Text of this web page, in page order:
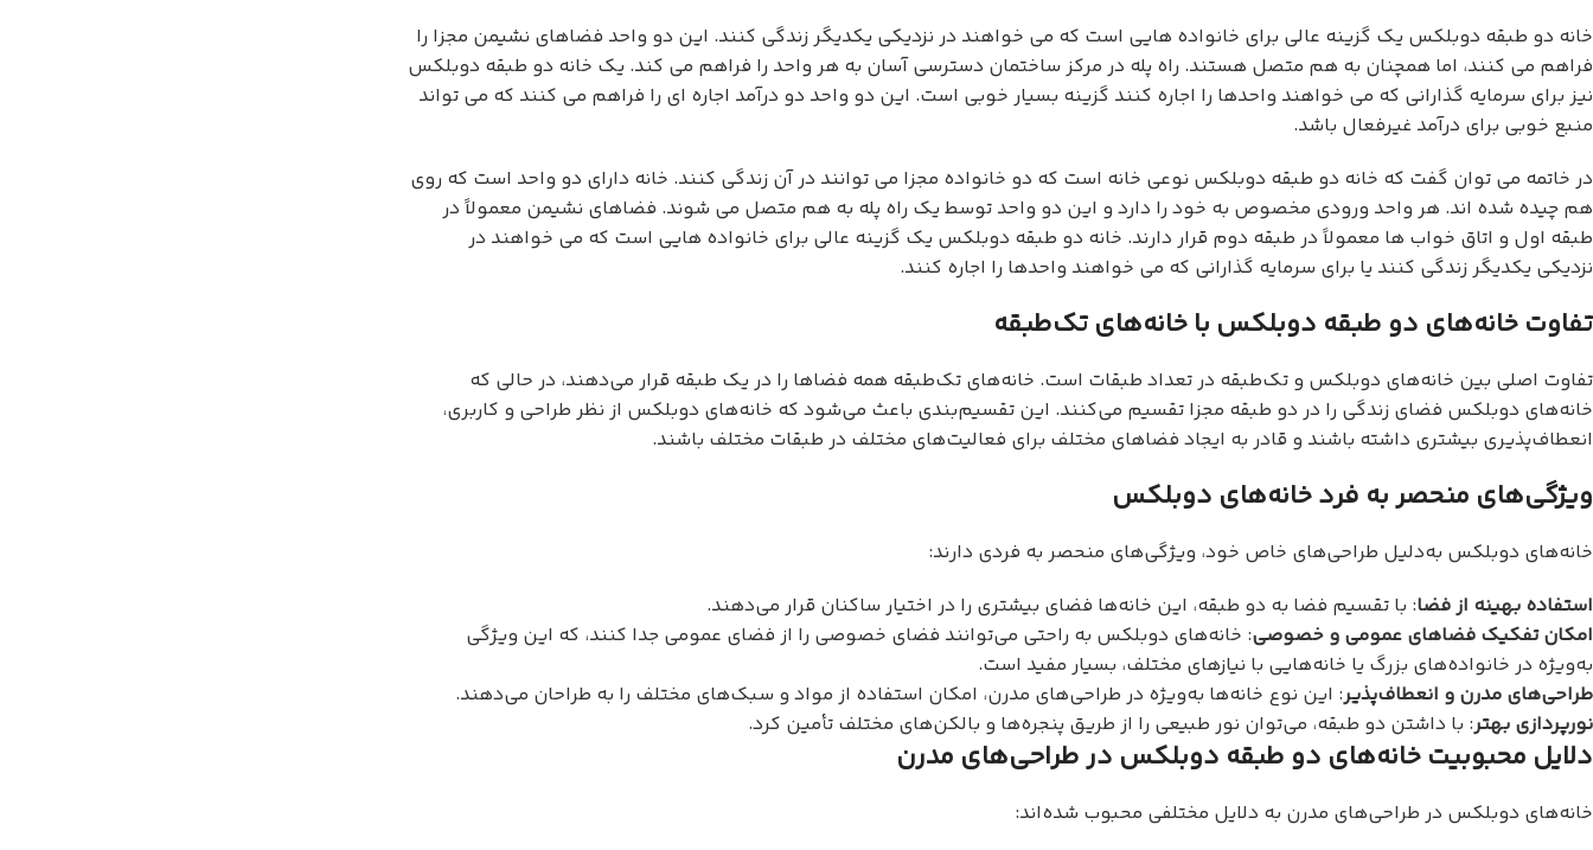
خانه دو طبقه دوبلکس یک گزینه عالی برای خانواده هایی است که می خواهند در نزدیکی یکدیگر زندگی کنند. این دو واحد فضاهای نشیمن مجزا را
فراهم می کنند، اما همچنان به هم متصل هستند. راه پله در مرکز ساختمان دسترسی آسان به هر واحد را فراهم می کند. یک خانه دو طبقه دوبلکس
نیز برای سرمایه گذارانی که می خواهند واحدها را اجاره کنند گزینه بسیار خوبی است. این دو واحد دو درآمد اجاره ای را فراهم می کنند که می تواند
منبع خوبی برای درآمد غیرفعال باشد.
در خاتمه می توان گفت که خانه دو طبقه دوبلکس نوعی خانه است که دو خانواده مجزا می توانند در آن زندگی کنند. خانه دارای دو واحد است که روی
هم چیده شده اند. هر واحد ورودی مخصوص به خود را دارد و این دو واحد توسط یک راه پله به هم متصل می شوند. فضاهای نشیمن معمولاً در
طبقه اول و اتاق خواب ها معمولاً در طبقه دوم قرار دارند. خانه دو طبقه دوبلکس یک گزینه عالی برای خانواده هایی است که می خواهند در
نزدیکی یکدیگر زندگی کنند یا برای سرمایه گذارانی که می خواهند واحدها را اجاره کنند.
تفاوت خانه‌های دو طبقه دوبلکس با خانه‌های تک‌طبقه
تفاوت اصلی بین خانه‌های دوبلکس و تک‌طبقه در تعداد طبقات است. خانه‌های تک‌طبقه همه فضاها را در یک طبقه قرار می‌دهند، در حالی که
خانه‌های دوبلکس فضای زندگی را در دو طبقه مجزا تقسیم می‌کنند. این تقسیم‌بندی باعث می‌شود که خانه‌های دوبلکس از نظر طراحی و کاربری،
انعطاف‌پذیری بیشتری داشته باشند و قادر به ایجاد فضاهای مختلف برای فعالیت‌های مختلف در طبقات مختلف باشند.
ویژگی‌های منحصر به فرد خانه‌های دوبلکس
خانه‌های دوبلکس به‌دلیل طراحی‌های خاص خود، ویژگی‌های منحصر به فردی دارند:
استفاده بهینه از فضا: با تقسیم فضا به دو طبقه، این خانه‌ها فضای بیشتری را در اختیار ساکنان قرار می‌دهند.
امکان تفکیک فضاهای عمومی و خصوصی: خانه‌های دوبلکس به راحتی می‌توانند فضای خصوصی را از فضای عمومی جدا کنند، که این ویژگی
به‌ویژه در خانواده‌های بزرگ یا خانه‌هایی با نیازهای مختلف، بسیار مفید است.
طراحی‌های مدرن و انعطاف‌پذیر: این نوع خانه‌ها به‌ویژه در طراحی‌های مدرن، امکان استفاده از مواد و سبک‌های مختلف را به طراحان می‌دهند.
نورپردازی بهتر: با داشتن دو طبقه، می‌توان نور طبیعی را از طریق پنجره‌ها و بالکن‌های مختلف تأمین کرد.
دلایل محبوبیت خانه‌های دو طبقه دوبلکس در طراحی‌های مدرن
خانه‌های دوبلکس در طراحی‌های مدرن به دلایل مختلفی محبوب شده‌اند: